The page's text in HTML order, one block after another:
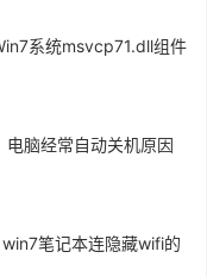
系统msvcp71.dll组件
电脑经常自动关机原因
笔记本连隐藏wifi的